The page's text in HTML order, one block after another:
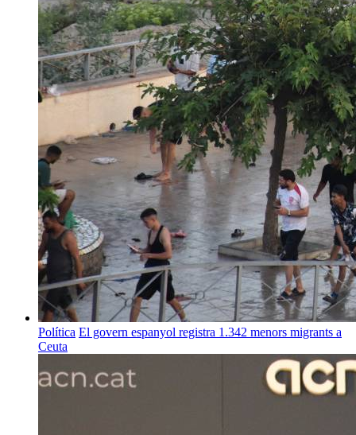
Política El govern espanyol registra 1.342 menors migrants a
Ceuta